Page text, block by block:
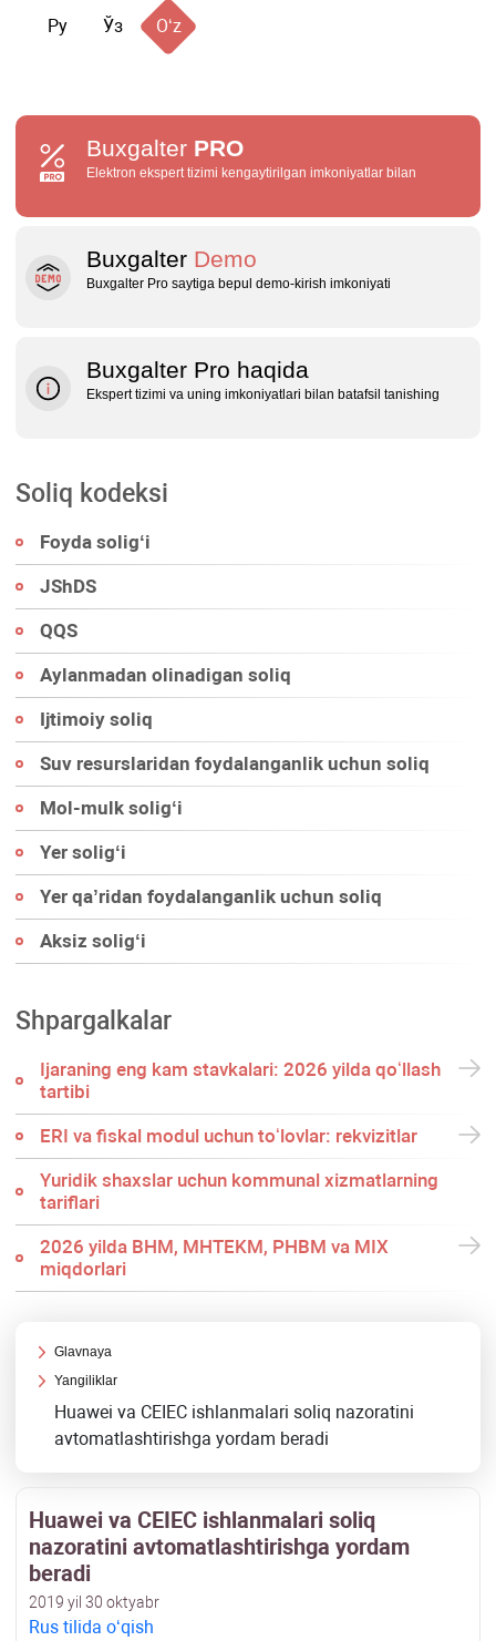
Ру Ўз Oʻz
Buxgalter PRO
Elektron ekspert tizimi kengaytirilgan imkoniyatlar bilan
Buxgalter Demo
Buxgalter Pro saytiga bepul demo‑kirish imkoniyati
Buxgalter Pro haqida
Ekspert tizimi va uning imkoniyatlari bilan batafsil tanishing
Soliq kodeksi
Foyda soligʻi
JShDS
QQS
Aylanmadan olinadigan soliq
Ijtimoiy soliq
Suv resurslaridan foydalanganlik uchun soliq
Mol-mulk soligʻi
Yer soligʻi
Yer qa’ridan foydalanganlik uchun soliq
Aksiz soligʻi
Shpargalkalar
Ijaraning eng kam stavkalari: 2026 yilda qoʻllash
tartibi
ERI va fiskal modul uchun toʻlovlar: rekvizitlar
Yuridik shaхslar uchun kommunal хizmatlarning
tariflari
2026 yilda BHM, MHTEKM, PHBM va MIX
miqdorlari
Glavnaya
Yangiliklar
Huawei va CEIEC ishlanmalari soliq nazoratini
avtomatlashtirishga yordam beradi
Huawei va CEIEC ishlanmalari soliq
nazoratini avtomatlashtirishga yordam
beradi
2019 yil 30 oktyabr
Rus tilida oʻqish